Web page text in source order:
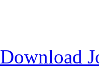
Download